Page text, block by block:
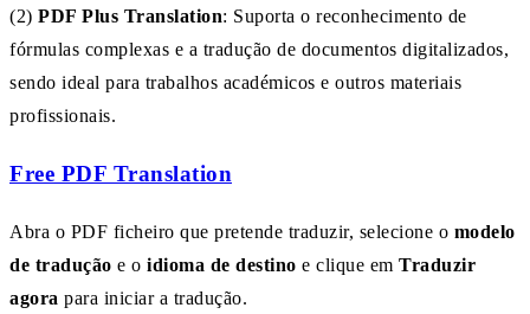
(2) PDF Plus Translation: Suporta o reconhecimento de
fórmulas complexas e a tradução de documentos digitalizados,
sendo ideal para trabalhos académicos e outros materiais
profissionais.
Free PDF Translation
Abra o PDF ficheiro que pretende traduzir, selecione o modelo
de tradução e o idioma de destino e clique em Traduzir
agora para iniciar a tradução.